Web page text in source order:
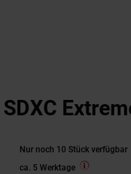
Nur noch 10 Stück verfügbar
ca. 5 Werktage